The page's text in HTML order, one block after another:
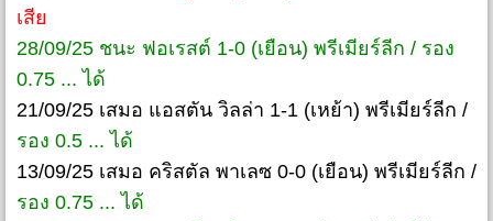
เสีย
28/09/25 ชนะ ฟอเรสต์ 1-0 (เยือน) พรีเมียร์ลีก / รอง
0.75 ... ได้
21/09/25 เสมอ แอสตัน วิลล่า 1-1 (เหย้า) พรีเมียร์ลีก /
รอง 0.5 ... ได้
13/09/25 เสมอ คริสตัล พาเลซ 0-0 (เยือน) พรีเมียร์ลีก /
รอง 0.75 ... ได้